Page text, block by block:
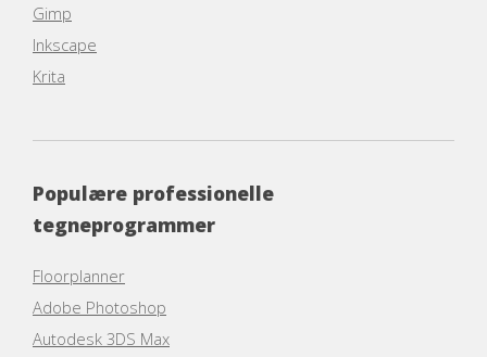
Gimp
Inkscape
Krita
Populære professionelle
tegneprogrammer
Floorplanner
Adobe Photoshop
Autodesk 3DS Max